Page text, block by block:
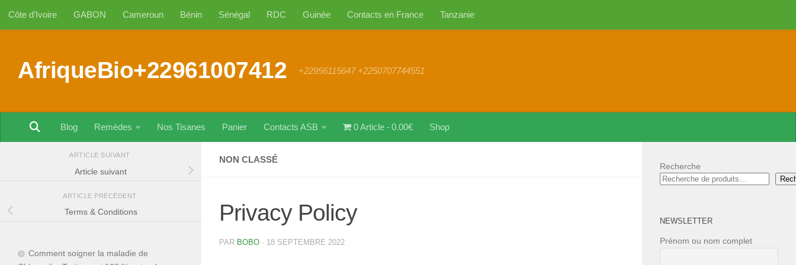
Au dessous du contenu
Côte d’Ivoire GABON Cameroun Bénin Sénégal RDC Guinée Contacts en France Tanzanie
AfriqueBio+22961007412 +22956115647 +2250707744551
Blog Remèdes Nos Tisanes Panier Contacts ASB 0 Article 0.00€ Shop
NON CLASSÉ
Privacy Policy
PAR BOBO · 18 SEPTEMBRE 2022
ARTICLE SUIVANT
Article suivant
ARTICLE PRÉCÉDENT
Terms & Conditions
Comment soigner la maladie de
Recherche
NEWSLETTER
Prénom ou nom complet